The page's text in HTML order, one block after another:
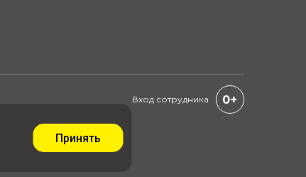
Принять
Вход сотрудника 0+